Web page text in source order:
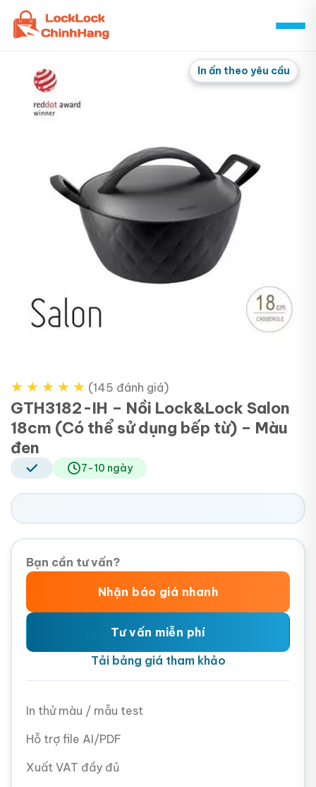
Skip
content
In ấn theo yêu cầu
★ ★ ★ ★ ★ (145 đánh giá)
GTH3182-IH – Nồi Lock&Lock Salon
18cm (Có thể sử dụng bếp từ) – Màu
đen
7-10 ngày
Bạn cần tư vấn?
Nhận báo giá nhanh
Tư vấn miễn phí
Tải bảng giá tham khảo
In thử màu / mẫu test
Hỗ trợ file AI/PDF
Xuất VAT đầy đủ